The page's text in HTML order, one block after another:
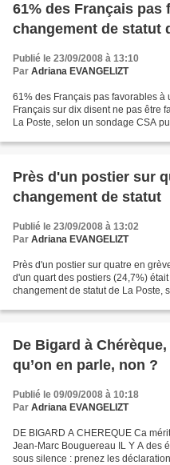
61% des Français pas
changement de statut
Publié le 23/09/2008 à 13:10
Par Adriana EVANGELIZT
61% des Français pas favorables à
Français sur dix disent ne pas être
La Poste, selon un sondage CSA
Près d'un postier sur
changement de statut
Publié le 23/09/2008 à 13:02
Par Adriana EVANGELIZT
Près d'un postier sur quatre en
d'un quart des postiers (24,7%)
changement de statut de La Poste,
De Bigard à
qu’on en parle, non ?
Publié le 09/09/2008 à 10:18
Par Adriana EVANGELIZT
DE BIGARD A CHEREQUE Ca
Jean-Marc Bouguereau IL Y A des
sous silence : prenez les